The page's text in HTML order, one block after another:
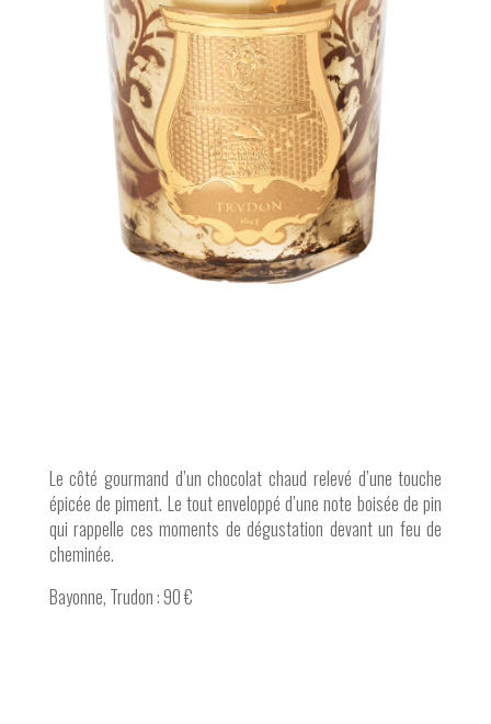
Le côté gourmand d’un chocolat chaud relevé d’une touche
épicée de piment. Le tout enveloppé d’une note boisée de pin
qui rappelle ces moments de dégustation devant un feu de
cheminée.
Bayonne, Trudon : 90 €